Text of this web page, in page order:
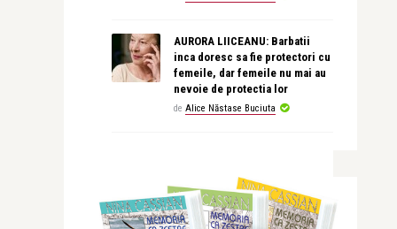
AURORA LIICEANU: Barbatii
inca doresc sa fie protectori cu
femeile, dar femeile nu mai au
nevoie de protectia lor
de Alice Năstase Buciuta